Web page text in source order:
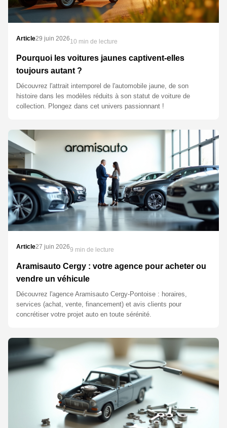
Article29 juin 202610 min de lecture
Pourquoi les voitures jaunes captivent-elles
toujours autant ?
Découvrez l'attrait intemporel de l'automobile jaune, de son
histoire dans les modèles réduits à son statut de voiture de
collection. Plongez dans cet univers passionnant !
Article27 juin 20269 min de lecture
Aramisauto Cergy : votre agence pour acheter ou
vendre un véhicule
Découvrez l'agence Aramisauto Cergy-Pontoise : horaires,
services (achat, vente, financement) et avis clients pour
concrétiser votre projet auto en toute sérénité.